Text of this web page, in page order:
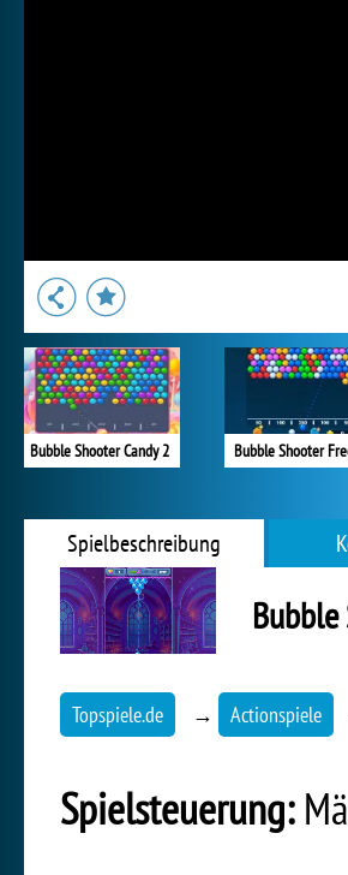
Bubble Shooter Candy 2 Bubble Shooter
Spielbeschreibung
Topspiele.de → Actionspiele
Spielsteuerung: